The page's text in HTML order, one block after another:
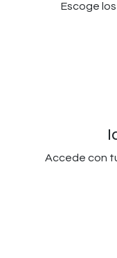
Escoge
Accede con